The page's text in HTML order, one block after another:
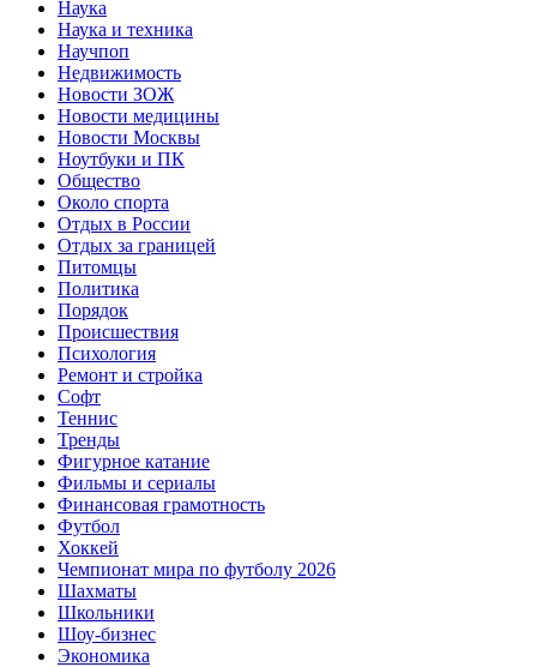
Наука
Наука и техника
Научпоп
Недвижимость
Новости ЗОЖ
Новости медицины
Новости Москвы
Ноутбуки и ПК
Общество
Около спорта
Отдых в России
Отдых за границей
Питомцы
Политика
Порядок
Происшествия
Психология
Ремонт и стройка
Софт
Теннис
Тренды
Фигурное катание
Фильмы и сериалы
Финансовая грамотность
Футбол
Хоккей
Чемпионат мира по футболу 2026
Шахматы
Школьники
Шоу-бизнес
Экономика